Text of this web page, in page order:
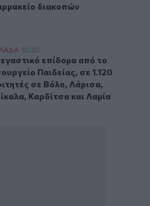
διακοπών
το υπουργείο Παιδείας, σε
16:30
επίδομα από το
επίδομα από το
Παιδείας, σε 1.120
σε Βόλο, Λάρισα,
Καρδίτσα και Λαμία